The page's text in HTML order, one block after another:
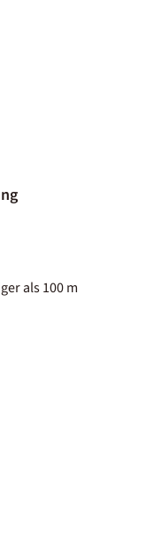
als 100 m